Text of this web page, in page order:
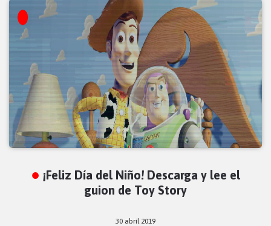
¡Feliz Día del Niño! Descarga y lee el
guion de Toy Story
30 abril 2019